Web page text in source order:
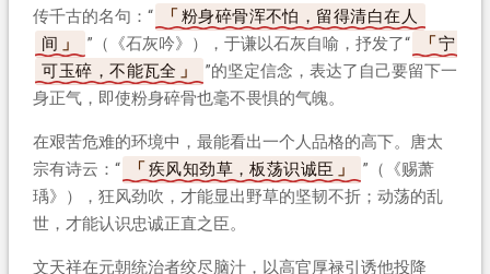
传千古的名句：“
粉身碎骨浑不怕，留得清白在人
间
”（《石灰吟》），于谦以石灰自喻，抒发了“
宁
可玉碎，不能瓦全
”的坚定信念，表达了自己要留下一
身正气，即使粉身碎骨也毫不畏惧的气魄。
在艰苦危难的环境中，最能看出一个人品格的高下。唐太
宗有诗云：“
疾风知劲草，板荡识诚臣
”（《赐萧
瑀》），狂风劲吹，才能显出野草的坚韧不折；动荡的乱
世，才能认识忠诚正直之臣。
文天祥在元朝统治者绞尽脑汁，以高官厚禄引诱他投降